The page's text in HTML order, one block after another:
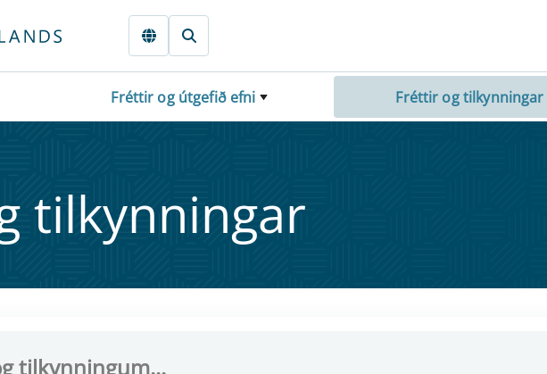
Fréttir og útgefið efni Fréttir og tilkynningar
til­kynn­ing­ar